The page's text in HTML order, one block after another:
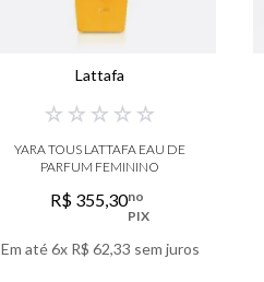
Lattafa
☆ ☆ ☆ ☆ ☆
YARA TOUS LATTAFA EAU DE
PARFUM FEMININO
R$ 355,30no
PIX
Em até6x R$ 62,33 sem juros